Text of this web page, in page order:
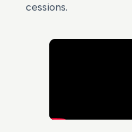
cessions.